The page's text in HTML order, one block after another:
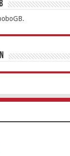
Supertotobet